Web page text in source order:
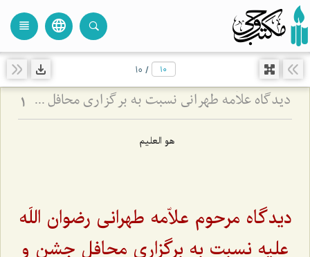
language
view_headline
/
10
دیدگاه علاّمه طهرانی نسبت به برگزاری محافل جشن و عروسی و ترحیم 1
هو العلیم
دیدگاه مرحوم علاّمه طهرانی رضوان اللَه
علیه نسبت به برگزاری محافل جشن و